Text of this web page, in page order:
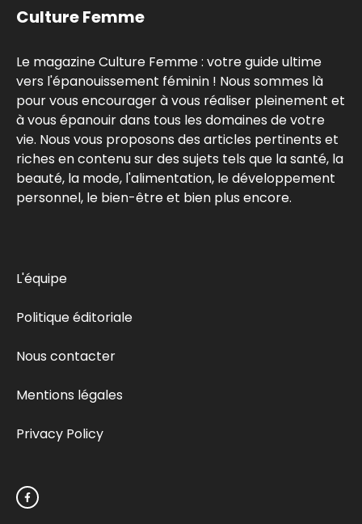
Culture Femme
Le magazine Culture Femme : votre guide ultime
vers l'épanouissement féminin ! Nous sommes là
pour vous encourager à vous réaliser pleinement et
à vous épanouir dans tous les domaines de votre
vie. Nous vous proposons des articles pertinents et
riches en contenu sur des sujets tels que la santé, la
beauté, la mode, l'alimentation, le développement
personnel, le bien-être et bien plus encore.
L'équipe
Politique éditoriale
Nous contacter
Mentions légales
Privacy Policy